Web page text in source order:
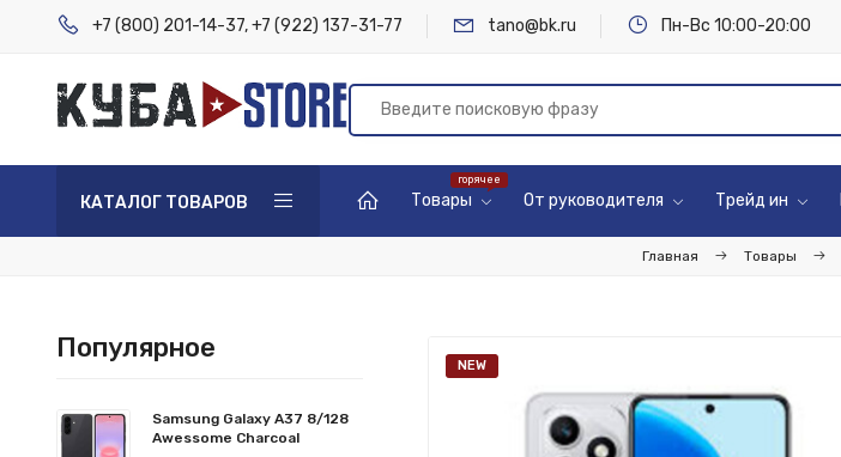
+7 (800) 201-14-37,+7 (922) 137-31-77 tano@bk.ru Пн-Вс 10:00-20:00
КАТАЛОГ ТОВАРОВ Товары От руководителя Трейд ин
Главная Товары
NEW
Популярное
Samsung Galaxy A37 8/128
Awessome Charcoal